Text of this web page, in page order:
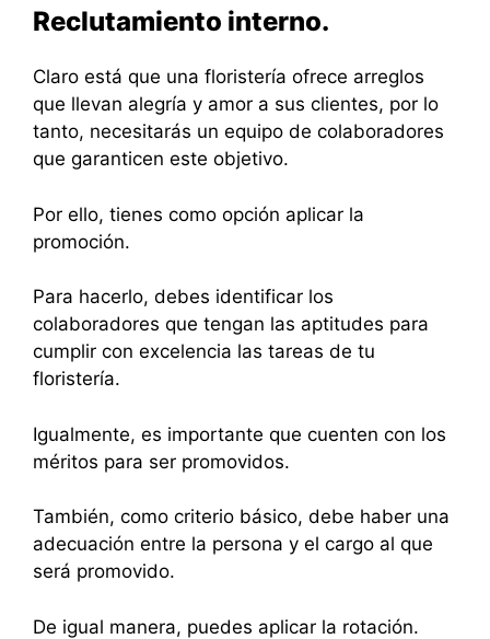
Reclutamiento interno.
Claro está que una floristería ofrece arreglos
que llevan alegría y amor a sus clientes, por lo
tanto, necesitarás un equipo de colaboradores
que garanticen este objetivo.
Por ello, tienes como opción aplicar la
promoción.
Para hacerlo, debes identificar los
colaboradores que tengan las aptitudes para
cumplir con excelencia las tareas de tu
floristería.
Igualmente, es importante que cuenten con los
méritos para ser promovidos.
También, como criterio básico, debe haber una
adecuación entre la persona y el cargo al que
será promovido.
De igual manera, puedes aplicar la rotación.